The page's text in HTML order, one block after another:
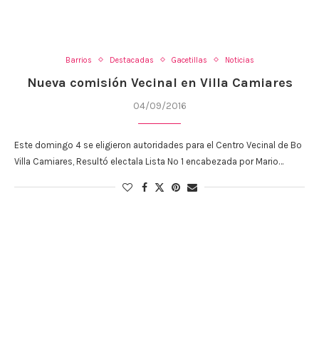
Barrios Destacadas Gacetillas Noticias
Nueva comisión Vecinal en Villa Camiares
04/09/2016
Este domingo 4 se eligieron autoridades para el Centro Vecinal de Bº
Villa Camiares, Resultó electala Lista Nº 1 encabezada por Mario…